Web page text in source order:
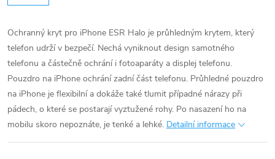
Ochranný kryt pro iPhone ESR Halo je průhledným krytem, který
telefon udrží v bezpečí. Nechá vyniknout design samotného
telefonu a částečně ochrání i fotoaparáty a displej telefonu.
Pouzdro na iPhone ochrání zadní část telefonu. Průhledné pouzdro
na iPhone je flexibilní a dokáže také tlumit případné nárazy při
pádech, o které se postarají vyztužené rohy. Po nasazení ho na
mobilu skoro nepoznáte, je tenké a lehké. Detailní informace